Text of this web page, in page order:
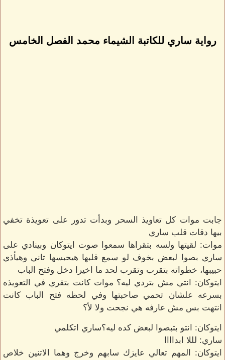
رواية ساري للكاتبة الشيماء محمد الفصل الخامس
جابت موات كل تعاويذ السحر وبدأت تدور على تعويذة تخفي
بيها دقات قلب ساري
موات: لقيتها ولسه بتقراها سمعوا صوت ايتوكان وبينادي على
ساري بصوا لبعض بخوف لو سمع قلبها هيحبسها تاني وهيأذي
حبيبها، خطواته بتقرب وتقرب لحد ما اخيرا دخل وفتح الباب
ايتوكان: انتي مش بتردي ليه؟ موات كانت بتقري في التعويذه
بسرعه علشان تحمي صاحبتها وفي لحظه فتح الباب كانت
انتهت بس مش عارفه هي نجحت ولا لأ؟
ايتوكان: انتو بتبصوا لبعض كده ليه؟ساري اتكلمي
ساري: لللا ابداااا
ايتوكان: المهم تعالي عايزك سابهم وخرج وهما الاتنين خلاص